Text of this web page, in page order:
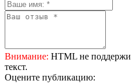
Внимание: HTML не
текст.
Оцените публикацию: